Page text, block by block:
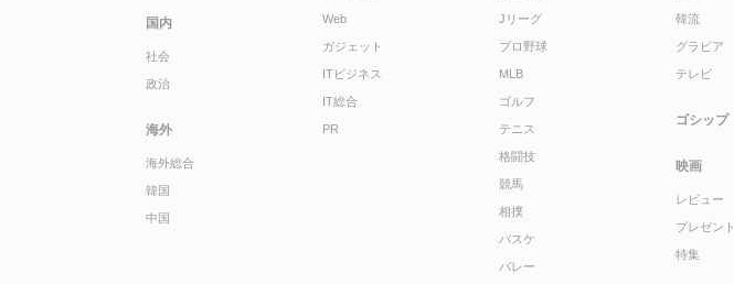
国内
社会
政治
海外
海外総合
韓国
中国
Web
ガジェット
ITビジネス
IT総合
PR
Jリーグ
プロ野球
MLB
ゴルフ
テニス
格闘技
競馬
相撲
バスケ
バレー
韓流
グラビア
テレビ
ゴシップ
映画
レビュー
プレゼント
特集